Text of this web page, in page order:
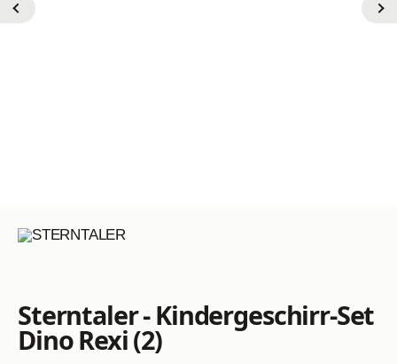
Sterntaler - Kindergeschirr-Set
Dino Rexi (2)